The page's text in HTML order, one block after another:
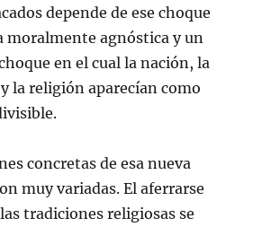
depende de ese choque
moralmente agnóstica y un
en el cual la nación, la
la religión aparecían como
concretas de esa nueva
muy variadas. El aferrarse
tradiciones religiosas se